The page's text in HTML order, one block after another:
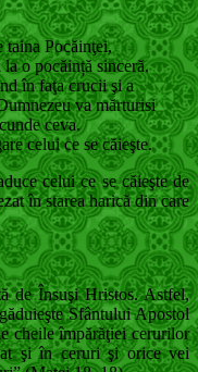
taina Pocăinţei,
o pocăință sinceră.
în faţa crucii şi a
va mărturisi
ceva.
celui ce se căieşte.
celui ce se căieşte de
în starea harică din care
de Însuşi Hristos. Astfel,
Sfântului Apostol
cheile împărăţiei cerurilor
şi în ceruri şi orice vei